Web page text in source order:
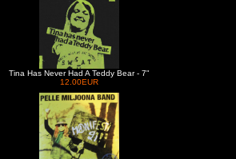
Tina Has Never Had A Teddy Bear - 7"
12.00EUR